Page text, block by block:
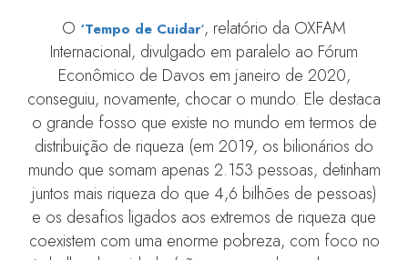
O ‘Tempo de Cuidar‘, relatório da OXFAM
Internacional, divulgado em paralelo ao Fórum
Econômico de Davos em janeiro de 2020,
conseguiu, novamente, chocar o mundo. Ele destaca
o grande fosso que existe no mundo em termos de
distribuição de riqueza (em 2019, os bilionários do
mundo que somam apenas 2.153 pessoas, detinham
juntos mais riqueza do que 4,6 bilhões de pessoas)
e os desafios ligados aos extremos de riqueza que
coexistem com uma enorme pobreza, com foco no